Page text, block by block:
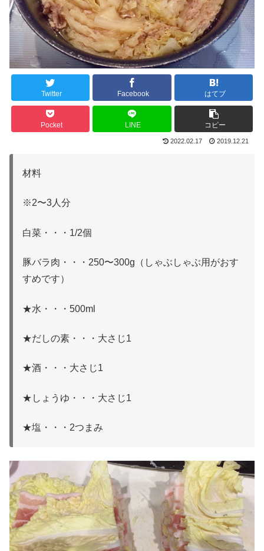
Twitter Facebook はてブ
Pocket LINE コピー
2022.02.17 2019.12.21
材料
※2〜3人分
白菜・・・1/2個
豚バラ肉・・・250〜300g（しゃぶしゃぶ用がおす
すめです）
★水・・・500ml
★だしの素・・・大さじ1
★酒・・・大さじ1
★しょうゆ・・・大さじ1
★塩・・・2つまみ